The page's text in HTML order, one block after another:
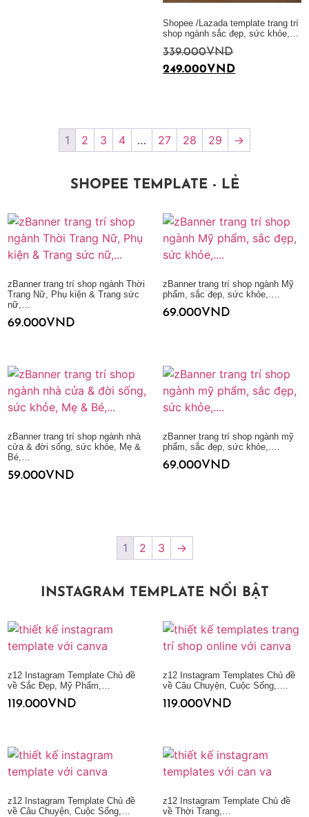
Shopee /Lazada template trang trí
shop ngành sắc đẹp, sức khỏe,…
339.000VND
249.000VND
1 2 3 4 … 27 28 29 →
SHOPEE TEMPLATE - LẺ
zBanner trang trí shop ngành Thời
Trang Nữ, Phụ kiện & Trang sức
nữ,…
69.000VND
zBanner trang trí shop ngành Mỹ
phẩm, sắc đẹp, sức khỏe,….
69.000VND
zBanner trang trí shop ngành nhà
cửa & đời sống, sức khỏe, Mẹ &
Bé,…
59.000VND
zBanner trang trí shop ngành mỹ
phẩm, sắc đẹp, sức khỏe,….
69.000VND
1 2 3 →
INSTAGRAM TEMPLATE NỔI BẬT
z12 Instagram Template Chủ đề
về Sắc Đẹp, Mỹ Phẩm,…
119.000VND
z12 Instagram Templates Chủ đề
về Câu Chuyện, Cuộc Sống,….
119.000VND
z12 Instagram Template Chủ đề
về Câu Chuyện, Cuộc Sống,…
z12 Instagram Template Chủ đề
về Thời Trang,…